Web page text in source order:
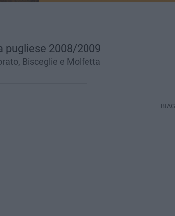
pugliese 2008/2009
Bisceglie e Molfetta